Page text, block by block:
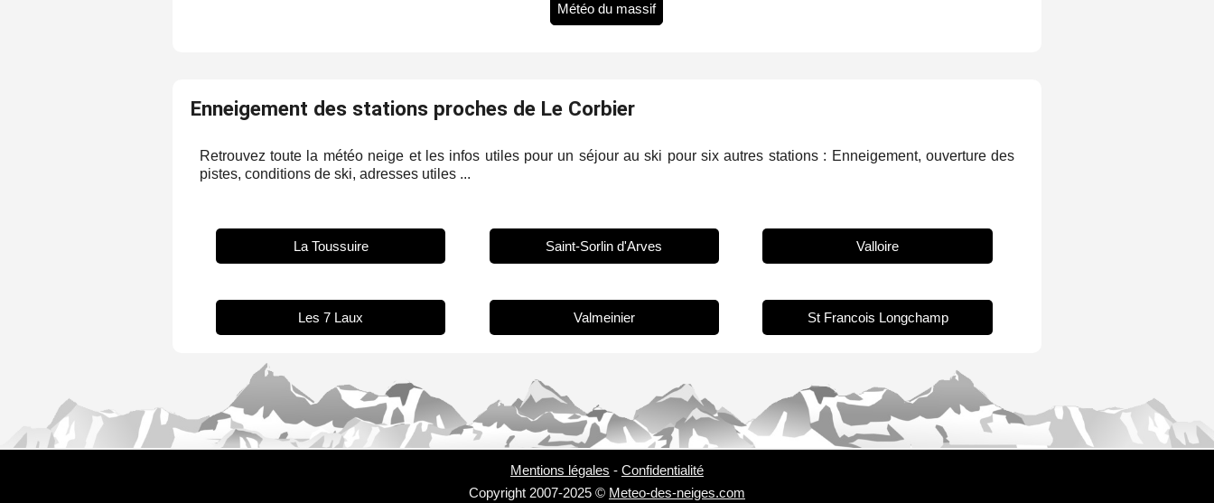
Météo du massif
Enneigement des stations proches de Le Corbier
Retrouvez toute la météo neige et les infos utiles pour un séjour au ski pour six autres stations : Enneigement, ouverture des
pistes, conditions de ski, adresses utiles ...
La Toussuire Saint-Sorlin d'Arves Valloire
Les 7 Laux Valmeinier St Francois Longchamp
Mentions légales - Confidentialité
Copyright 2007-2025 © Meteo-des-neiges.com